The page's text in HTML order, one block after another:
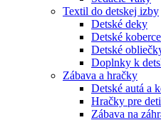
Textil do detskej izby
Detské deky
Detské koberce
Detské
Doplnky k
Zábava a hračky
Detské autá a
Hračky pre deti
Zábava na